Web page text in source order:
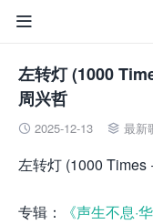

左转灯 (1000
周兴哲
 2025-12-13  最新
左转灯 (1000 Times
专辑： 《声生不息·